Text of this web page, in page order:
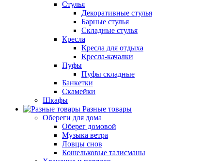
Стулья
Декоративные стулья
Барные стулья
Складные стулья
Кресла
Кресла для отдыха
Кресла-качалки
Пуфы
Пуфы складные
Банкетки
Скамейки
Шкафы
Разные товары
Обереги для дома
Оберег домовой
Музыка ветра
Ловцы снов
Кошельковые талисманы